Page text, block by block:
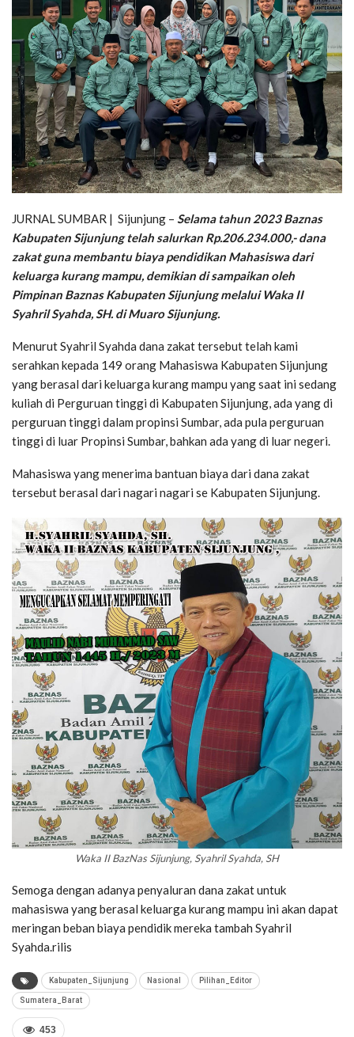
JURNAL SUMBAR | Sijunjung – Selama tahun 2023 Baznas
Kabupaten Sijunjung telah salurkan Rp.206.234.000,- dana
zakat guna membantu biaya pendidikan Mahasiswa dari
keluarga kurang mampu, demikian di sampaikan oleh
Pimpinan Baznas Kabupaten Sijunjung melalui Waka II
Syahril Syahda, SH. di Muaro Sijunjung.
Menurut Syahril Syahda dana zakat tersebut telah kami
serahkan kepada 149 orang Mahasiswa Kabupaten Sijunjung
yang berasal dari keluarga kurang mampu yang saat ini sedang
kuliah di Perguruan tinggi di Kabupaten Sijunjung, ada yang di
perguruan tinggi dalam propinsi Sumbar, ada pula perguruan
tinggi di luar Propinsi Sumbar, bahkan ada yang di luar negeri.
Mahasiswa yang menerima bantuan biaya dari dana zakat
tersebut berasal dari nagari nagari se Kabupaten Sijunjung.
Waka II BazNas Sijunjung, Syahril Syahda, SH
Semoga dengan adanya penyaluran dana zakat untuk
mahasiswa yang berasal keluarga kurang mampu ini akan dapat
meringan beban biaya pendidik mereka tambah Syahril
Syahda.rilis
Kabupaten_Sijunjung Nasional Pilihan_Editor
Sumatera_Barat
453